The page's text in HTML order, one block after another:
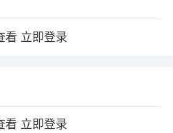
看 立即登录
看 立即登录